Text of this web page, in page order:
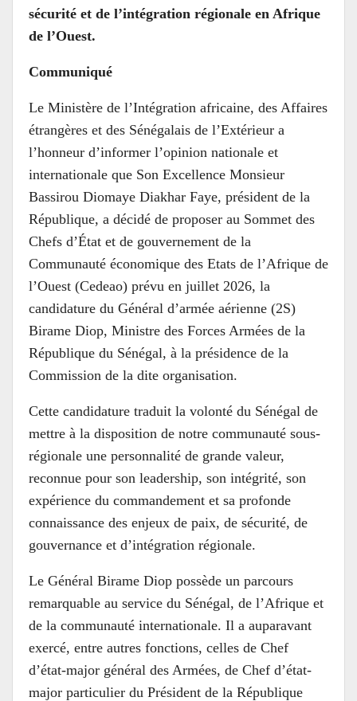
sécurité et de l’intégration régionale en Afrique
de l’Ouest.
Communiqué
Le Ministère de l’Intégration africaine, des Affaires
étrangères et des Sénégalais de l’Extérieur a
l’honneur d’informer l’opinion nationale et
internationale que Son Excellence Monsieur
Bassirou Diomaye Diakhar Faye, président de la
République, a décidé de proposer au Sommet des
Chefs d’État et de gouvernement de la
Communauté économique des Etats de l’Afrique de
l’Ouest (Cedeao) prévu en juillet 2026, la
candidature du Général d’armée aérienne (2S)
Birame Diop, Ministre des Forces Armées de la
République du Sénégal, à la présidence de la
Commission de la dite organisation.
Cette candidature traduit la volonté du Sénégal de
mettre à la disposition de notre communauté sous-
régionale une personnalité de grande valeur,
reconnue pour son leadership, son intégrité, son
expérience du commandement et sa profonde
connaissance des enjeux de paix, de sécurité, de
gouvernance et d’intégration régionale.
Le Général Birame Diop possède un parcours
remarquable au service du Sénégal, de l’Afrique et
de la communauté internationale. Il a auparavant
exercé, entre autres fonctions, celles de Chef
d’état-major général des Armées, de Chef d’état-
major particulier du Président de la République